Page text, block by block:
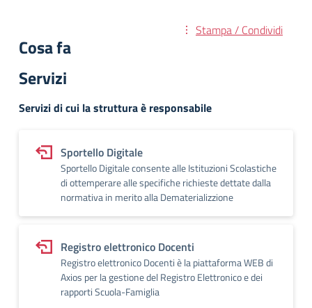
Stampa / Condividi
Cosa fa
Servizi
Servizi di cui la struttura è responsabile
Sportello Digitale
Sportello Digitale consente alle Istituzioni Scolastiche
di ottemperare alle specifiche richieste dettate dalla
normativa in merito alla Dematerializzione
Registro elettronico Docenti
Registro elettronico Docenti è la piattaforma WEB di
Axios per la gestione del Registro Elettronico e dei
rapporti Scuola-Famiglia